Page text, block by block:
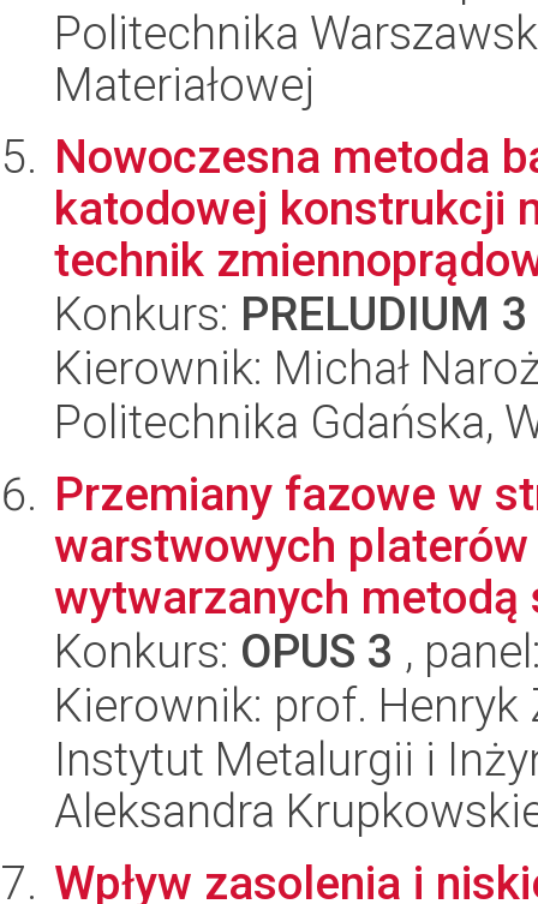
Politechnika
Materiałowej
Nowoczesna metoda
katodowej konstrukcji
technik
Konkurs: PRELUDIUM 3
Kierownik: Michał
Politechnika Gdańska,
Przemiany fazowe w
warstwowych
wytwarzanych metodą
Konkurs: OPUS 3 ,
Kierownik: prof. Henryk
Instytut Metalurgii i
Aleksandra
Wpływ zasolenia i